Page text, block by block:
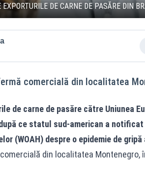
DE CARNE DE PASĂRE DIN
comercială din localitatea
de carne de pasăre către Uniunea
ce statul sud-american a
(WOAH) despre o epidemie de gripă
din localitatea Montenegro,